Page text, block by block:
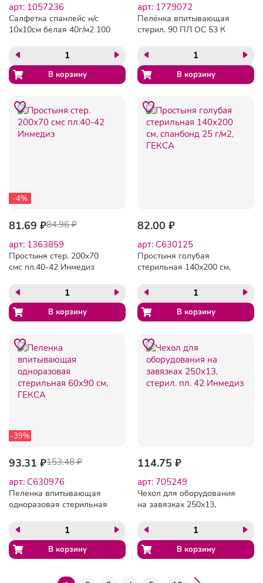
арт: 1057236
Салфетка спанлейс н/с
10х10см белая 40г/м2 100
арт: 1779072
Пелёнка впитывающая
стерил. 90 ПЛ ОС 53 К
-4%
81.69 ₽84.96 ₽
арт: 1363859
Простыня стер. 200x70
смс пл.40-42 Инмедиз
82.00 ₽
арт: C630125
Простыня голубая
стерильная 140х200 см,
-39%
93.31 ₽153.48 ₽
арт: C630976
Пеленка впитывающая
одноразовая стерильная
114.75 ₽
арт: 705249
Чехол для оборудования
на завязках 250х13,